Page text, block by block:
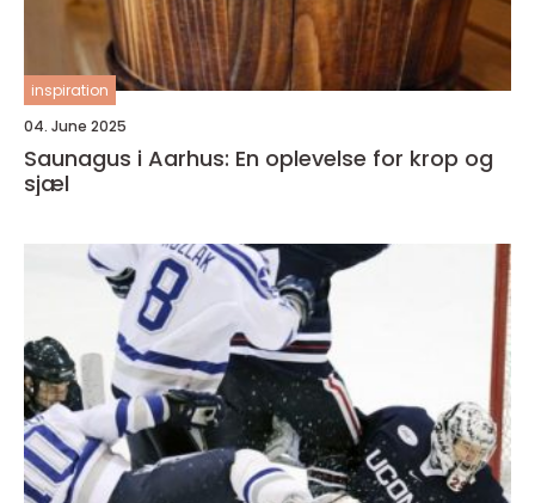
inspiration
04. June 2025
Saunagus i Aarhus: En oplevelse for krop og
sjæl